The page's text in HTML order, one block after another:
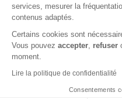
services, mesurer la
contenus adaptés.
Certains cookies sont
Vous pouvez accepter refuser
moment.
Lire la politique de confidentialité
Consentements